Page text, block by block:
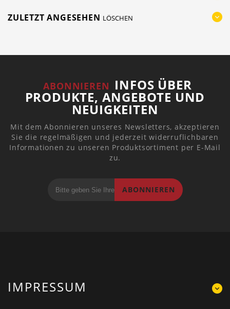
ZULETZT ANGESEHEN LÖSCHEN
ABONNIEREN INFOS ÜBER
PRODUKTE, ANGEBOTE UND
NEUIGKEITEN
Mit dem Abonnieren unseres Newsletters, akzeptieren
Sie die regelmäßigen und jederzeit widerruflichbaren
Informationen zu unseren Produktsortiment per E-Mail
zu.
ABONNIEREN
IMPRESSUM